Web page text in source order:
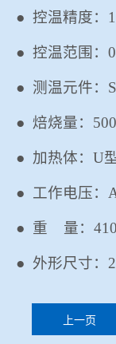
● 控温精度：
● 控温范围：
● 测温元件：
● 焙烧量：
● 加热体： U
● 工作电压：
● 重 量： 410
● 外形尺寸：
上一页